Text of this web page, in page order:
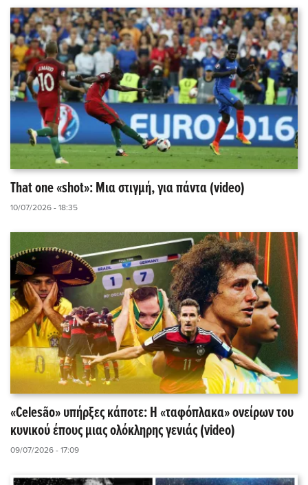
That one «shot»: Μια στιγμή, για πάντα (video)
10/07/2026 - 18:35
«Celesão» υπήρξες κάποτε: Η «ταφόπλακα» ονείρων του
κυνικού έπους μιας ολόκληρης γενιάς (video)
09/07/2026 - 17:09